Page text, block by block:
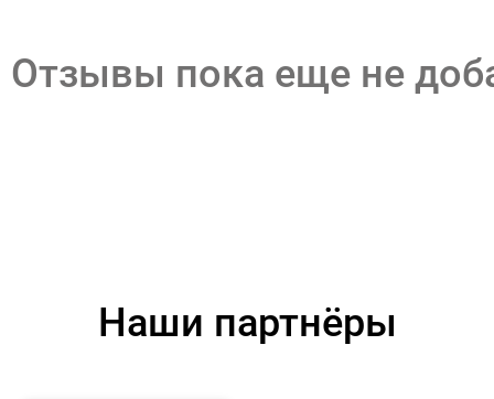
Отзывы пока еще не
Наши партнёры